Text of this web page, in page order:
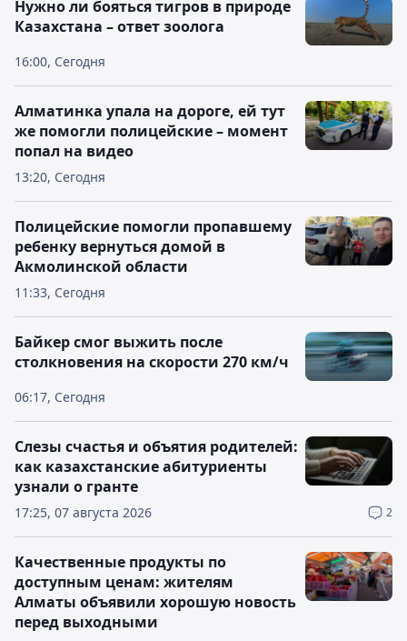
16:00, Сегодня
Нужно ли бояться тигров в природе
Казахстана – ответ зоолога
13:20, Сегодня
Алматинка упала на дороге, ей тут
же помогли полицейские – момент
попал на видео
11:33, Сегодня
Полицейские помогли пропавшему
ребенку вернуться домой в
Акмолинской области
06:17, Сегодня
Байкер смог выжить после
столкновения на скорости 270 км/ч
17:25, 07 августа 2026 2
Слезы счастья и объятия родителей:
как казахстанские абитуриенты
узнали о гранте
Качественные продукты по
доступным ценам: жителям
Алматы объявили хорошую новость
перед выходными